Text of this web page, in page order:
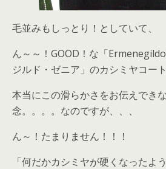
毛並みもしっとり！としていて、
ん～～！GOOD！な「
ジルド・ゼニア」のカシミヤコー
本当にこの滑らかさをお伝えでき
念。。。。なのですが、、、
ん～！たまりません！！！
「何だかカシミヤが硬くなったよ